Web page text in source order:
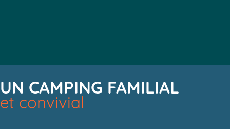
UN CAMPING FAMILIAL
et convivial